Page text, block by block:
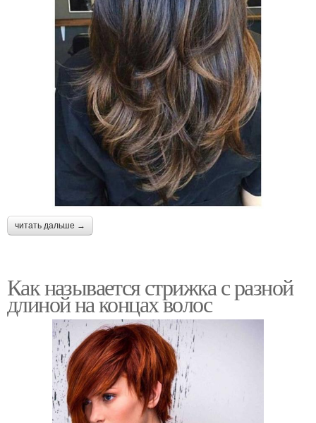
читать дальше →
Как называется стрижка с разной
длиной на концах волос